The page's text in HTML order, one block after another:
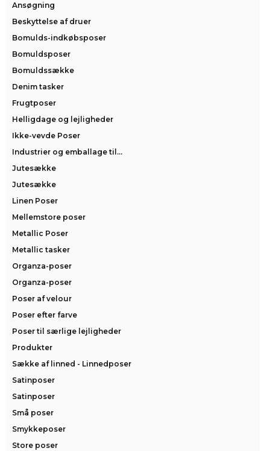
Ansøgning
Beskyttelse af druer
Bomulds-indkøbsposer
Bomuldsposer
Bomuldssække
Denim tasker
Frugtposer
Helligdage og lejligheder
Ikke-vevde Poser
Industrier og emballage til...
Jutesække
Jutesække
Linen Poser
Mellemstore poser
Metallic Poser
Metallic tasker
Organza-poser
Organza-poser
Poser af velour
Poser efter farve
Poser til særlige lejligheder
Produkter
Sække af linned - Linnedposer
Satinposer
Satinposer
Små poser
Smykkeposer
Store poser